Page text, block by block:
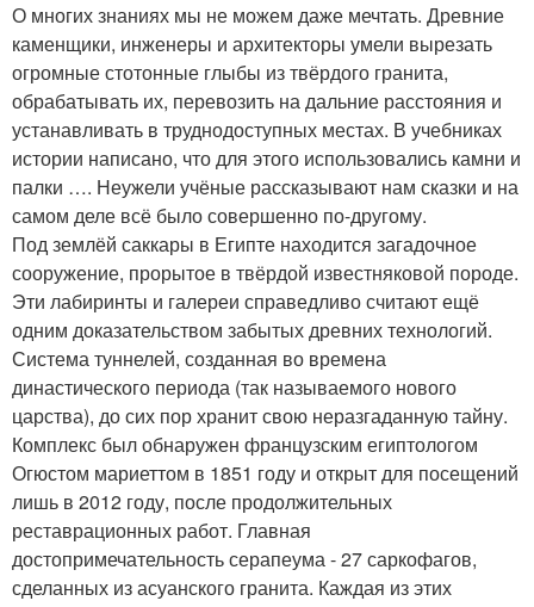
О многих знаниях мы не можем даже мечтать. Древние
каменщики, инженеры и архитекторы умели вырезать
огромные стотонные глыбы из твёрдого гранита,
обрабатывать их, перевозить на дальние расстояния и
устанавливать в труднодоступных местах. В учебниках
истории написано, что для этого использовались камни и
палки …. Неужели учёные рассказывают нам сказки и на
самом деле всё было совершенно по-другому.
Под землёй саккары в Египте находится загадочное
сооружение, прорытое в твёрдой известняковой породе.
Эти лабиринты и галереи справедливо считают ещё
одним доказательством забытых древних технологий.
Система туннелей, созданная во времена
династического периода (так называемого нового
царства), до сих пор хранит свою неразгаданную тайну.
Комплекс был обнаружен французским египтологом
Огюстом мариеттом в 1851 году и открыт для посещений
лишь в 2012 году, после продолжительных
реставрационных работ. Главная
достопримечательность серапеума - 27 саркофагов,
сделанных из асуанского гранита. Каждая из этих